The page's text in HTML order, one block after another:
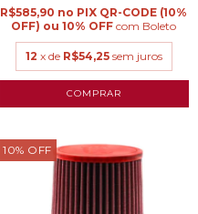
R$585,90
com Boleto
12 x de R$54,25 sem juros
10% OFF